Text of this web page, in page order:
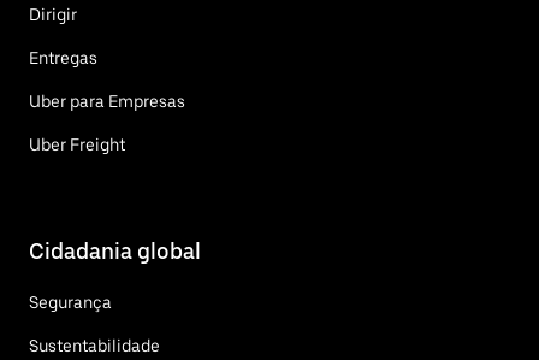
Dirigir
Entregas
Uber para Empresas
Uber Freight
Cidadania global
Segurança
Sustentabilidade